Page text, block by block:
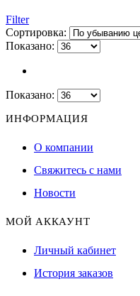
Filter
Сортировка:
Показано:
Показано:
ИНФОРМАЦИЯ
О компании
Свяжитесь с нами
Новости
МОЙ АККАУНТ
Личный кабинет
История заказов